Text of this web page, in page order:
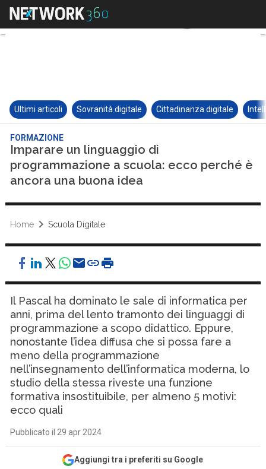
Ultimi articoli Sovranità digitale Cittadinanza digitale
FORMAZIONE
Imparare un linguaggio di
programmazione a scuola: ecco perché è
ancora una buona idea
Home Scuola Digitale
Il Pascal ha dominato le sale di informatica per
anni, prima del lento tramonto dei linguaggi di
programmazione a scopo didattico. Eppure,
nonostante l’idea diffusa che si possa fare a
meno della programmazione
nell’insegnamento dell’informatica moderna, lo
studio della stessa riveste una funzione
formativa insostituibile, per almeno 5 motivi:
ecco quali
Pubblicato il 29 apr 2024
Aggiungi tra i preferiti su Google